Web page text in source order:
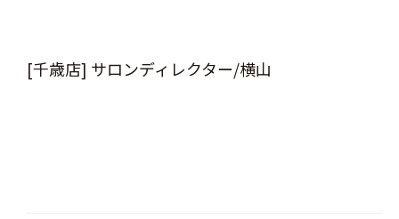
[千歳店] サロンディレクター/横山